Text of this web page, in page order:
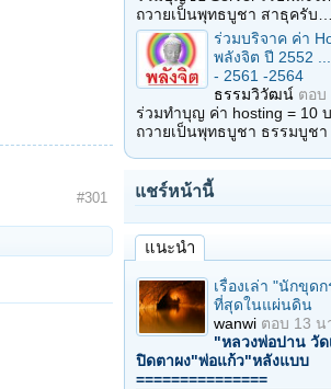
#301
ถวายเป็นพุทธบูชา สาธุครับ…
ร่วมบริจาค ค่า
พลังจิต ปี 2552
- 2561 -2564
ธรรมวิวัฒน์ ตอบ
ร่วมทำบุญ ค่า hosting = 10
ถวายเป็นพุทธบูชา ธรรมบูช
แชร์หน้านี้
แนะนำ
เรื่องเล่า "นักขุด
ที่สุดในแผ่นดิน
wanwi ตอบ 13 น
"หลวงพ่อปาน วัด
ปิดตาผง"พ่อแก้ว"หลังแบบ
===============